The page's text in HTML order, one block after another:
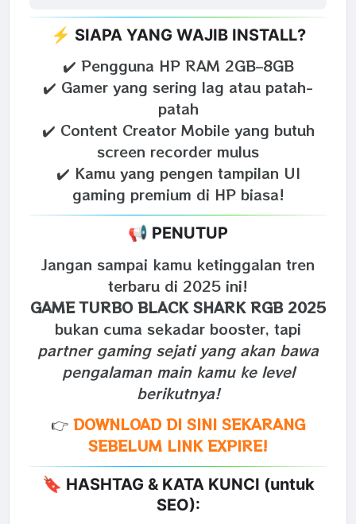
⚡ SIAPA YANG WAJIB INSTALL?
✔️ Pengguna HP RAM 2GB–8GB
✔️ Gamer yang sering lag atau patah-
patah
✔️ Content Creator Mobile yang butuh
screen recorder mulus
✔️ Kamu yang pengen tampilan UI
gaming premium di HP biasa!
📢 PENUTUP
Jangan sampai kamu ketinggalan tren
terbaru di 2025 ini!
GAME TURBO BLACK SHARK RGB 2025
bukan cuma sekadar booster, tapi
partner gaming sejati yang akan bawa
pengalaman main kamu ke level
berikutnya!
👉 DOWNLOAD DI SINI SEKARANG
SEBELUM LINK EXPIRE!
🔖 HASHTAG & KATA KUNCI (untuk
SEO):